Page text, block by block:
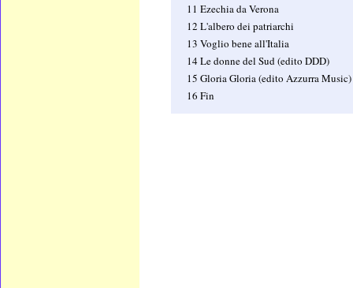
11 Ezechia da Verona
12 L'albero dei patriarchi
13 Voglio bene all'Italia
14 Le donne del Sud (edito DDD)
15 Gloria Gloria (edito Azzurra Music)
16 Fin